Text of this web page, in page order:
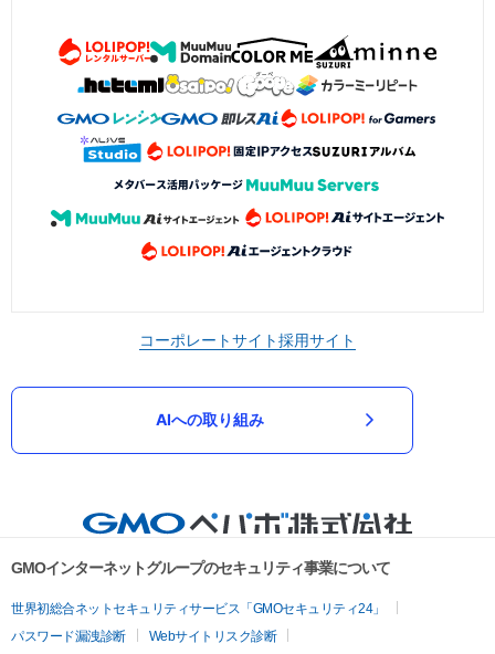
コーポレートサイト採用サイト
AIへの取り組み
GMOインターネットグループのセキュリティ事業について
世界初総合ネットセキュリティサービス「GMOセキュリティ24」
パスワード漏洩診断
Webサイトリスク診断